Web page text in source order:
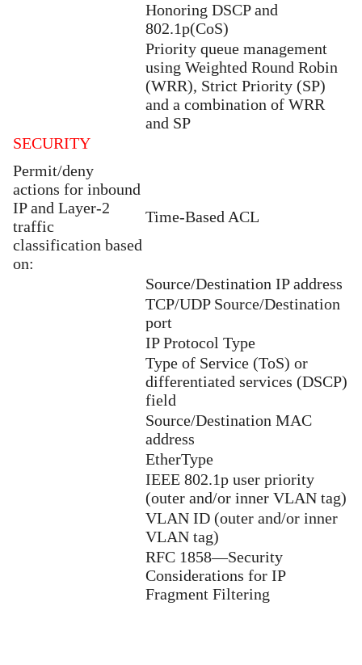
Honoring DSCP and
802.1p(CoS)
Priority queue management
using Weighted Round Robin
(WRR), Strict Priority (SP)
and a combination of WRR
and SP
SECURITY
Permit/deny
actions for inbound
IP and Layer-2
traffic
classification based
on:
Time-Based ACL
Source/Destination IP address
TCP/UDP Source/Destination
port
IP Protocol Type
Type of Service (ToS) or
differentiated services (DSCP)
field
Source/Destination MAC
address
EtherType
IEEE 802.1p user priority
(outer and/or inner VLAN tag)
VLAN ID (outer and/or inner
VLAN tag)
RFC 1858—Security
Considerations for IP
Fragment Filtering